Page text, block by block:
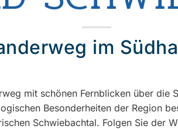
im
mit schönen Fernblicken über
Besonderheiten der Region
Schwiebachtal. Folgen Sie der